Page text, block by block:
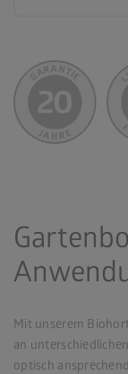
Mit unserem
an
optisch